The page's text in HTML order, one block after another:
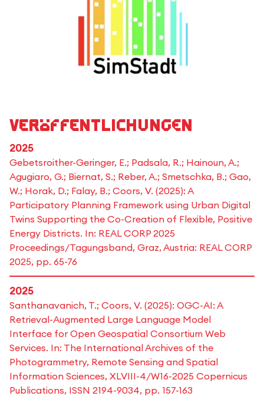
Veröffentlichungen
2025
Gebetsroither-Geringer, E.; Padsala, R.; Hainoun, A.;
Agugiaro, G.; Biernat, S.; Reber, A.; Smetschka, B.; Gao,
W.; Horak, D.; Falay, B.; Coors, V. (2025): A
Participatory Planning Framework using Urban Digital
Twins Supporting the Co-Creation of Flexible, Positive
Energy Districts. In: REAL CORP 2025
Proceedings/Tagungsband, Graz, Austria: REAL CORP
2025, pp. 65-76
2025
Santhanavanich, T.; Coors, V. (2025): OGC-AI: A
Retrieval-Augmented Large Language Model
Interface for Open Geospatial Consortium Web
Services. In: The International Archives of the
Photogrammetry, Remote Sensing and Spatial
Information Sciences, XLVIII-4/W16-2025 Copernicus
Publications, ISSN 2194-9034, pp. 157-163